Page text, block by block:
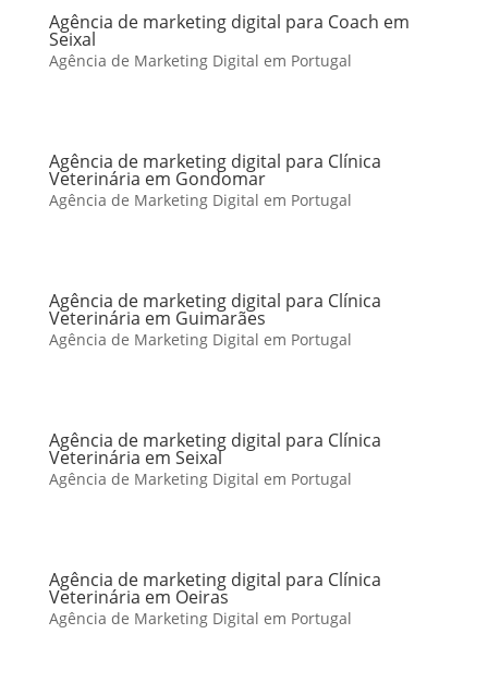
Agência de marketing digital para Coach em
Seixal
Agência de Marketing Digital em Portugal
Agência de marketing digital para Clínica
Veterinária em Gondomar
Agência de Marketing Digital em Portugal
Agência de marketing digital para Clínica
Veterinária em Guimarães
Agência de Marketing Digital em Portugal
Agência de marketing digital para Clínica
Veterinária em Seixal
Agência de Marketing Digital em Portugal
Agência de marketing digital para Clínica
Veterinária em Oeiras
Agência de Marketing Digital em Portugal